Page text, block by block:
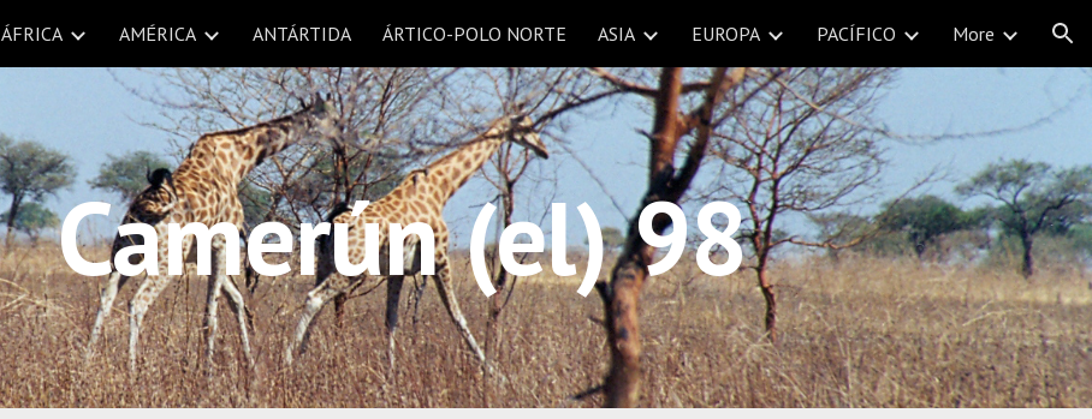
Skip to main content Skip to navigation
ÁFRICA AMÉRICA ANTÁRTIDA ÁRTICO-POLO NORTE ASIA EUROPA PACÍFICO More
Camerún (el) 98